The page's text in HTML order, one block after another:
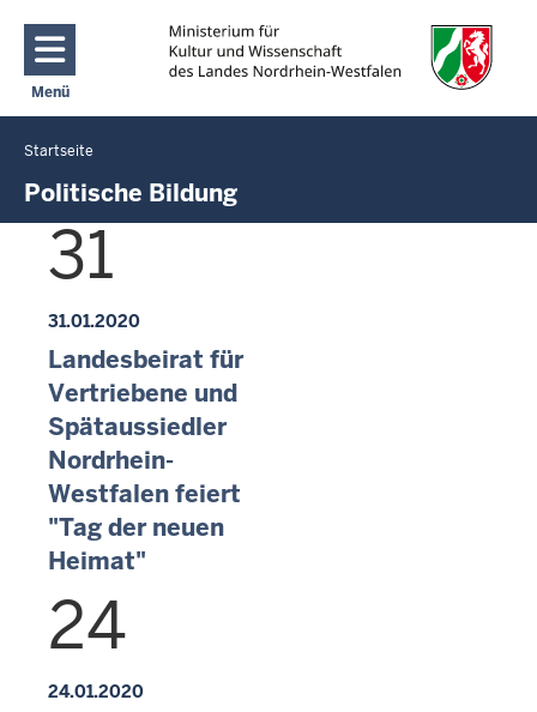
Direkt zum Inhalt
Menü
Navigation aktivieren/deaktivieren: Main Menu
Sie
befinden
hier
Startseite
Politische Bildung
31
31.01.2020
Landesbeirat für
Vertriebene und
Spätaussiedler
Nordrhein-
Westfalen feiert
"Tag der neuen
Heimat"
24
24.01.2020